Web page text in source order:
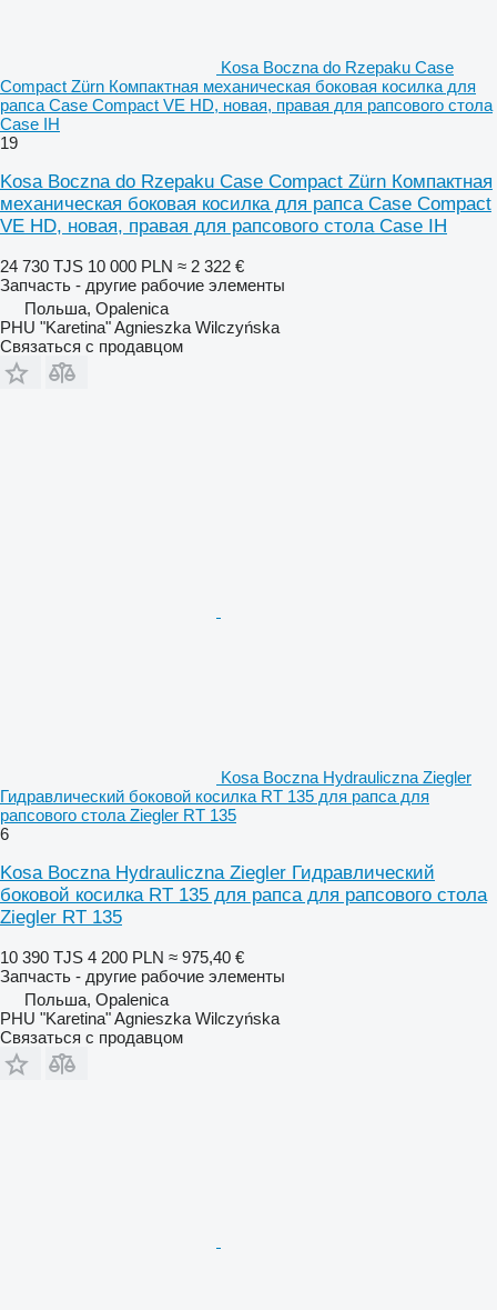
Kosa Boczna do Rzepaku Case
Compact Zürn Компактная механическая боковая косилка для
рапса Case Compact VE HD, новая, правая для рапсового стола
Case IH
19
Kosa Boczna do Rzepaku Case Compact Zürn Компактная
механическая боковая косилка для рапса Case Compact
VE HD, новая, правая для рапсового стола Case IH
24 730 TJS 10 000 PLN ≈ 2 322 €
Запчасть - другие рабочие элементы
Польша, Opalenica
PHU "Karetina" Agnieszka Wilczyńska
Связаться с продавцом
Kosa Boczna Hydrauliczna Ziegler
Гидравлический боковой косилка RT 135 для рапса для
рапсового стола Ziegler RT 135
6
Kosa Boczna Hydrauliczna Ziegler Гидравлический
боковой косилка RT 135 для рапса для рапсового стола
Ziegler RT 135
10 390 TJS 4 200 PLN ≈ 975,40 €
Запчасть - другие рабочие элементы
Польша, Opalenica
PHU "Karetina" Agnieszka Wilczyńska
Связаться с продавцом